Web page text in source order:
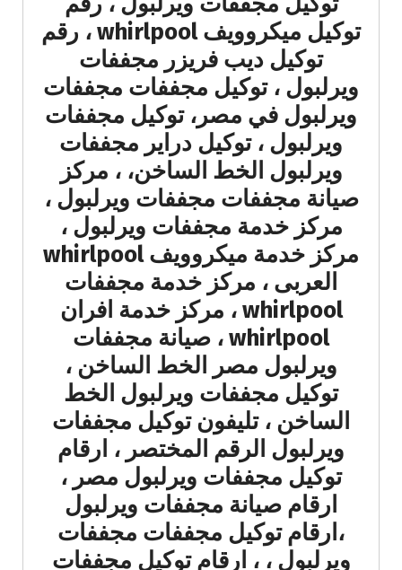
توكيل ميكروويف whirlpool ، رقم
توكيل ديب فريزر مجففات
ويرلبول ، توكيل مجففات مجففات
ويرلبول في مصر، توكيل مجففات
ويرلبول ، توكيل دراير مجففات
ويرلبول الخط الساخن، ، مركز
صيانة مجففات مجففات ويرلبول ،
مركز خدمة مجففات ويرلبول ،
مركز خدمة ميكروويف whirlpool
العربى ، مركز خدمة مجففات
whirlpool ، مركز خدمة افران
whirlpool ، صيانة مجففات
ويرلبول مصر الخط الساخن ،
توكيل مجففات ويرلبول الخط
الساخن ، تليفون توكيل مجففات
ويرلبول الرقم المختصر ، ارقام
توكيل مجففات ويرلبول مصر ،
ارقام صيانة مجففات ويرلبول
،ارقام توكيل مجففات مجففات
ويرلبول ، ، ارقام توكيل مجففات